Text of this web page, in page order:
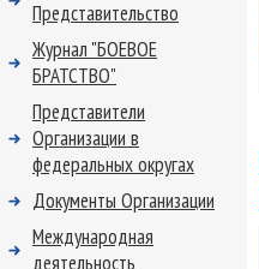
Представительство
Журнал "БОЕВОЕ
БРАТСТВО"
Представители
Организации в
федеральных округах
Документы Организации
Международная
деятельность